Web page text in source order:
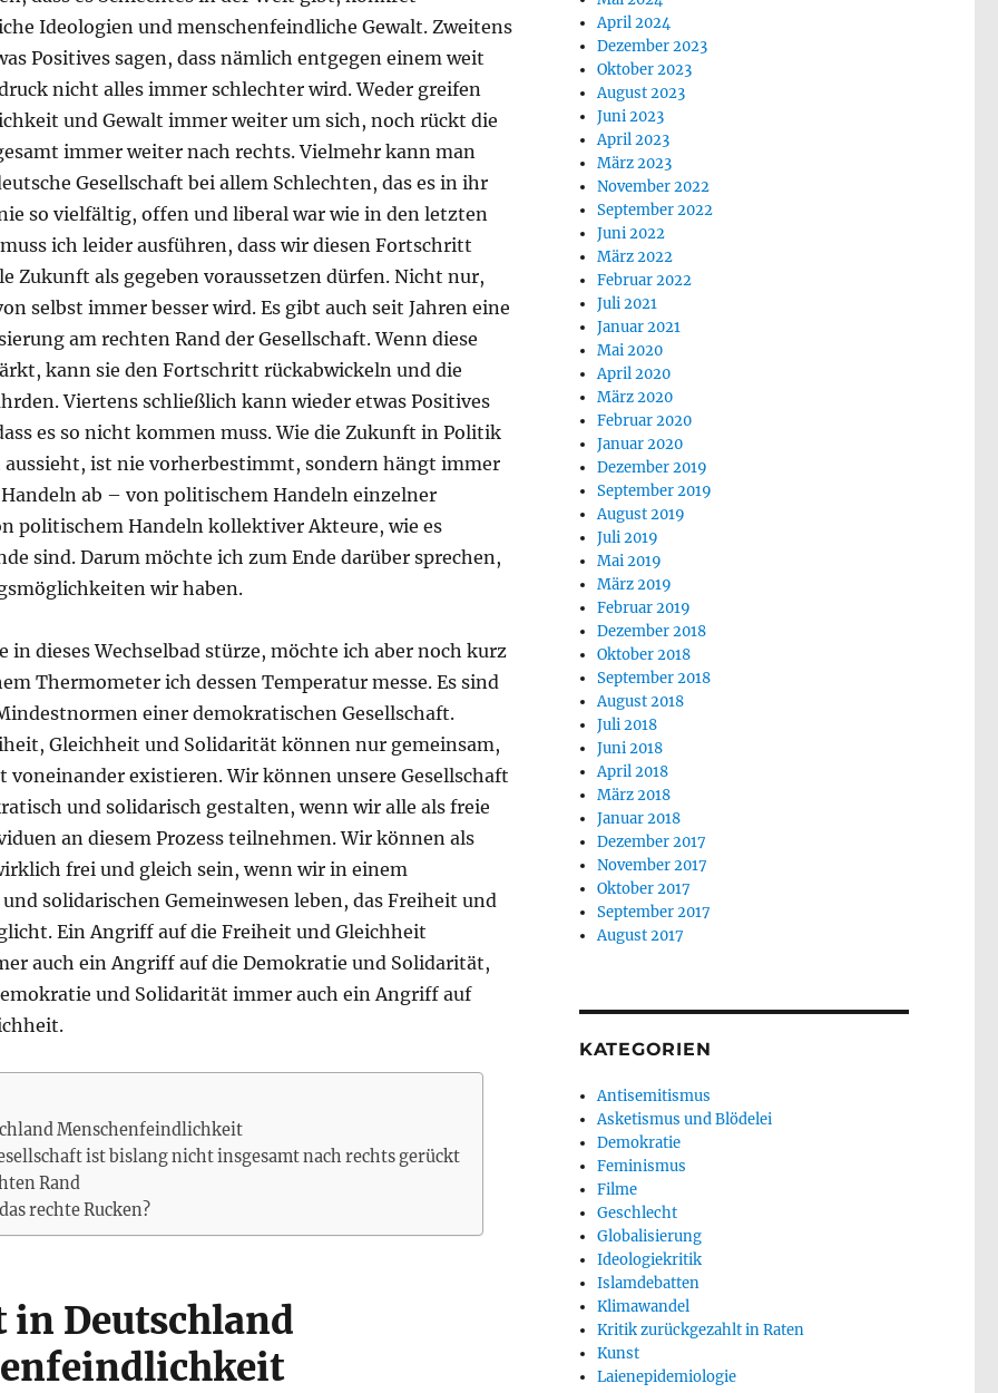
Ideologien und menschenfeindliche Gewalt. Zweitens
Positives sagen, dass nämlich entgegen einem weit
nicht alles immer schlechter wird. Weder greifen
und Gewalt immer weiter um sich, noch rückt die
immer weiter nach rechts. Vielmehr kann man
Gesellschaft bei allem Schlechten, das es in ihr
so vielfältig, offen und liberal war wie in den letzten
ich leider ausführen, dass wir diesen Fortschritt
Zukunft als gegeben voraussetzen dürfen. Nicht nur,
selbst immer besser wird. Es gibt auch seit Jahren eine
am rechten Rand der Gesellschaft. Wenn diese
kann sie den Fortschritt rückabwickeln und die
Viertens schließlich kann wieder etwas Positives
es so nicht kommen muss. Wie die Zukunft in Politik
aussieht, ist nie vorherbestimmt, sondern hängt immer
ab – von politischem Handeln einzelner
politischem Handeln kollektiver Akteure, wie es
sind. Darum möchte ich zum Ende darüber sprechen,
wir haben.
in dieses Wechselbad stürze, möchte ich aber noch kurz
Thermometer ich dessen Temperatur messe. Es sind
einer demokratischen Gesellschaft.
Gleichheit und Solidarität können nur gemeinsam,
voneinander existieren. Wir können unsere Gesellschaft
und solidarisch gestalten, wenn wir alle als freie
an diesem Prozess teilnehmen. Wir können als
frei und gleich sein, wenn wir in einem
solidarischen Gemeinwesen leben, das Freiheit und
Ein Angriff auf die Freiheit und Gleichheit
auch ein Angriff auf die Demokratie und Solidarität,
und Solidarität immer auch ein Angriff auf
Menschenfeindlichkeit
ist bislang nicht insgesamt nach rechts gerückt
Rand
rechte Rucken?
in Deutschland
April 2024
Dezember 2023
Oktober 2023
August 2023
Juni 2023
April 2023
März 2023
November 2022
September 2022
Juni 2022
März 2022
Februar 2022
Juli 2021
Januar 2021
Mai 2020
April 2020
März 2020
Februar 2020
Januar 2020
Dezember 2019
September 2019
August 2019
Juli 2019
Mai 2019
März 2019
Februar 2019
Dezember 2018
Oktober 2018
September 2018
August 2018
Juli 2018
Juni 2018
April 2018
März 2018
Januar 2018
Dezember 2017
November 2017
Oktober 2017
September 2017
August 2017
KATEGORIEN
Antisemitismus
Asketismus und Blödelei
Demokratie
Feminismus
Filme
Geschlecht
Globalisierung
Ideologiekritik
Islamdebatten
Klimawandel
Kritik zurückgezahlt in Raten
Kunst
Laienepidemiologie